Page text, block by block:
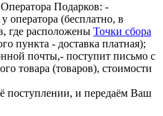
Подарков: -
оператора (бесплатно, в
где расположены Точки сбора
пункта - доставка платная);
почты,- поступит письмо с
товара (товаров), стоимости
поступлении, и передаём Ваш